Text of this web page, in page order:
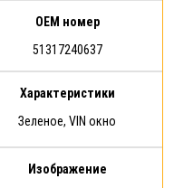
OEM номер
51317240637
Характеристики
Зеленое, VIN окно
Изображение